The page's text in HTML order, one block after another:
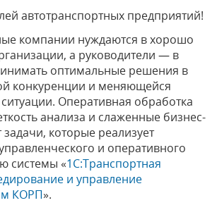
автотранспортных предприятий!
компании нуждаются в хорошо
а руководители — в
оптимальные решения в
конкуренции и меняющейся
Оперативная обработка
анализа и слаженные бизнес-
которые реализует
и оперативного
системы «1С:Транспортная
и управление
КОРП».